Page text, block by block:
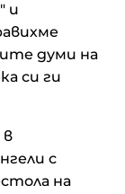
и
думи на
си ги
в
с
на